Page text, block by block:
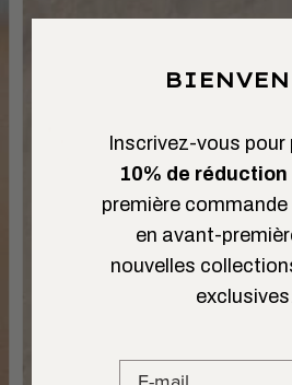
Inscrivez-vous
10% de réduction
première
en avant-
nouvelles